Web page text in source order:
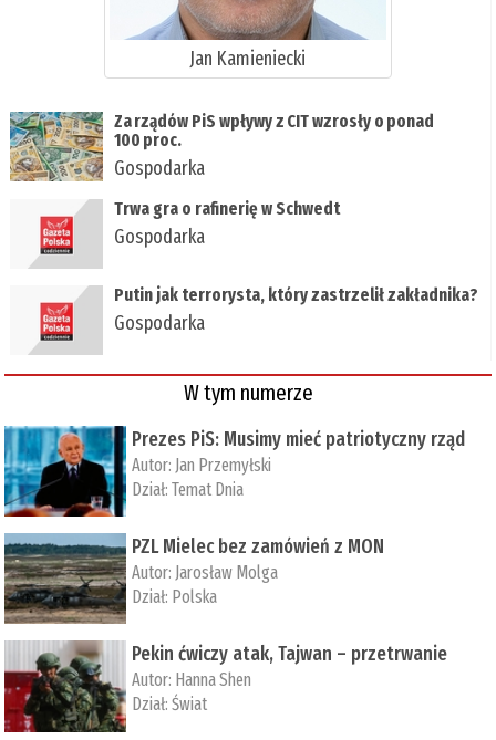
Jan Kamieniecki
Za rządów PiS wpływy z CIT wzrosły o ponad
100 proc.
Gospodarka
Trwa gra o rafinerię w Schwedt
Gospodarka
Putin jak terrorysta, który zastrzelił zakładnika?
Gospodarka
W tym numerze
Prezes PiS: Musimy mieć patriotyczny rząd
Autor: Jan Przemyłski
Dział:Temat Dnia
PZL Mielec bez zamówień z MON
Autor: Jarosław Molga
Dział: Polska
Pekin ćwiczy atak, Tajwan – przetrwanie
Autor: ­Hanna Shen
Dział:Świat